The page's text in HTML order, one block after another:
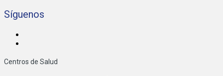
Síguenos
Centros de Salud